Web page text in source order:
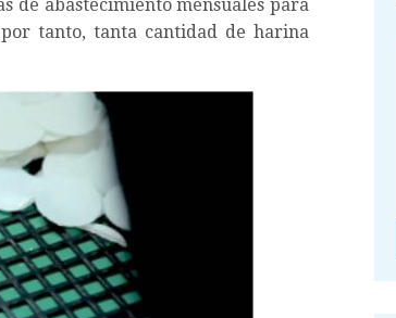
de abastecimiento mensuales para
tanto, tanta cantidad de harina